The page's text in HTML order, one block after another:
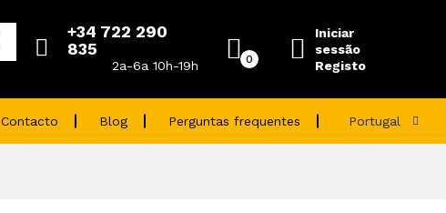
+34 722 290
835
2a-6a 10h-19h 0
Iniciar
sessão
Registo
Contacto Blog Perguntas frequentes Portugal